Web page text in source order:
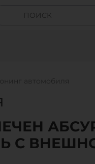
автомобиля
С